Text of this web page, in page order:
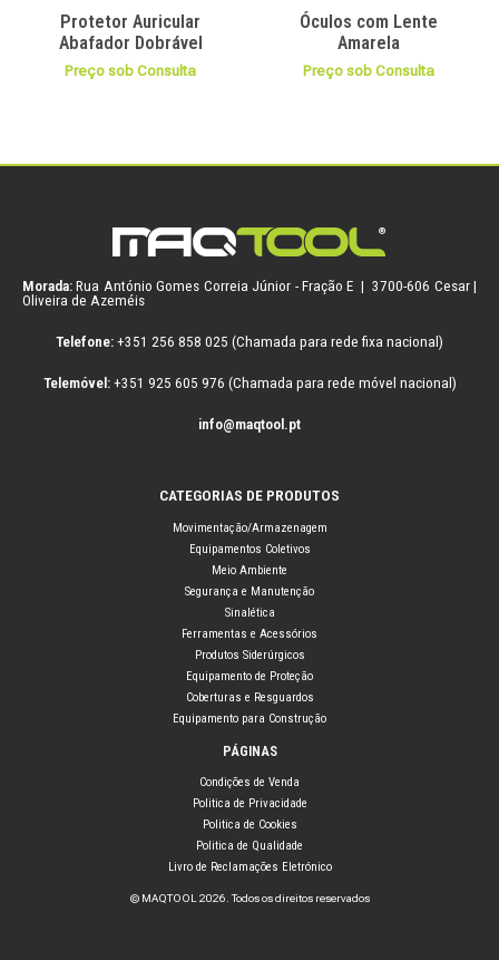
Protetor Auricular
Abafador Dobrável
Preço sob Consulta
Óculos com Lente
Amarela
Preço sob Consulta
Morada: Rua António Gomes Correia Júnior - Fração E | 3700-606 Cesar |
Oliveira de Azeméis
Telefone: +351 256 858 025 (Chamada para rede fixa nacional)
Telemóvel:+351 925 605 976 (Chamada para rede móvel nacional)
info@maqtool.pt
CATEGORIAS DE PRODUTOS
Movimentação/Armazenagem
Equipamentos Coletivos
Meio Ambiente
Segurança e Manutenção
Sinalética
Ferramentas e Acessórios
Produtos Siderúrgicos
Equipamento de Proteção
Coberturas e Resguardos
Equipamento para Construção
PÁGINAS
Condições de Venda
Politica de Privacidade
Politica de Cookies
Politica de Qualidade
Livro de Reclamações Eletrónico
© MAQTOOL 2026. Todos os direitos reservados